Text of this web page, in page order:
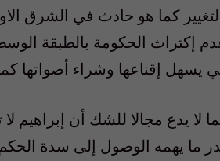
كما هو حادث في الشرق
الحكومة بالطبقة
يسهل إقناعها وشراء أصواتها
لا يدع مجالا للشك أن إبراهيم
ما يهمه الوصول إلى سدة الحكم